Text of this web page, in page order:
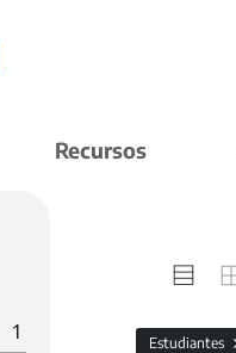
Recursos
1 Estudiantes